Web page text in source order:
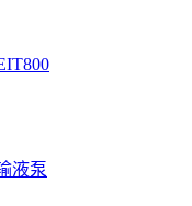
液泵